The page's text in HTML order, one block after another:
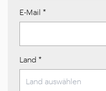
E-Mail *
Land *